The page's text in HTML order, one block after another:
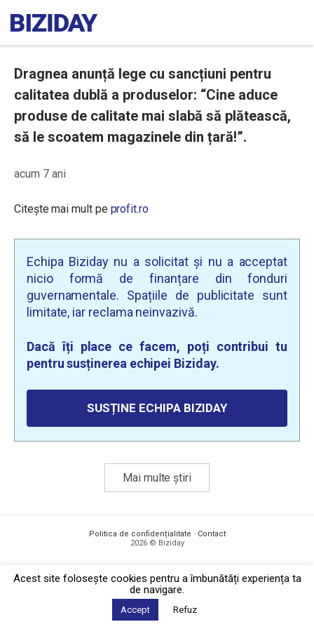
Dragnea anunță lege cu sancțiuni pentru
calitatea dublă a produselor: “Cine aduce
produse de calitate mai slabă să plătească,
să le scoatem magazinele din țară!”.
acum 7 ani
Citește mai mult pe profit.ro
Echipa Biziday nu a solicitat și nu a acceptat
nicio formă de finanțare din fonduri
guvernamentale. Spațiile de publicitate sunt
limitate, iar reclama neinvazivă.
Dacă îți place ce facem, poți contribui tu
pentru susținerea echipei Biziday.
SUSȚINE ECHIPA BIZIDAY
Mai multe știri
Politica de confidențialitate · Contact
2026 © Biziday
Acest site foloseşte cookies pentru a îmbunătăți experiența ta
de navigare.
Accept Refuz